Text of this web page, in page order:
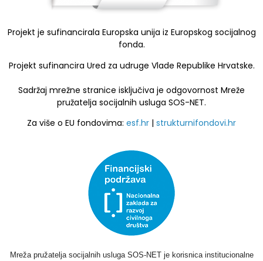
Projekt je sufinancirala Europska unija iz Europskog socijalnog
fonda.
Projekt sufinancira Ured za udruge Vlade Republike Hrvatske.
Sadržaj mrežne stranice isključiva je odgovornost Mreže
pružatelja socijalnih usluga SOS-NET.
Za više o EU fondovima: esf.hr | strukturnifondovi.hr
Mreža pružatelja socijalnih usluga SOS-NET je korisnica institucionalne